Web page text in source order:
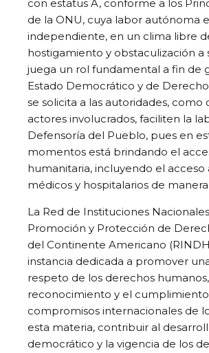
con estatus A, conforme a los
de la ONU, cuya labor autónoma e
independiente, en un clima libre
hostigamiento y obstaculización a
juega un rol fundamental a fin de
Estado Democrático y de
se solicita a las autoridades, como
actores involucrados, faciliten la
Defensoría del Pueblo, pues en
momentos está brindando el
humanitaria, incluyendo el acceso
médicos y hospitalarios de
La Red de Instituciones
Promoción y Protección de
del Continente Americano
instancia dedicada a promover
respeto de los derechos
reconocimiento y el
compromisos internacionales de
esta materia, contribuir al
democrático y la vigencia de los